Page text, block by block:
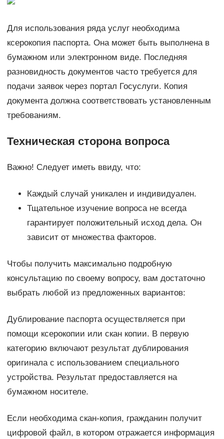
Для использования ряда услуг необходима
ксерокопия паспорта. Она может быть выполнена в
бумажном или электронном виде. Последняя
разновидность документов часто требуется для
подачи заявок через портал Госуслуги. Копия
документа должна соответствовать установленным
требованиям.
Техническая сторона вопроса
Важно! Следует иметь ввиду, что:
Каждый случай уникален и индивидуален.
Тщательное изучение вопроса не всегда
гарантирует положительный исход дела. Он
зависит от множества факторов.
Чтобы получить максимально подробную
консультацию по своему вопросу, вам достаточно
выбрать любой из предложенных вариантов:
Дублирование паспорта осуществляется при
помощи ксерокопии или скан копии. В первую
категорию включают результат дублирования
оригинала с использованием специального
устройства. Результат предоставляется на
бумажном носителе.
Если необходима скан-копия, гражданин получит
цифровой файл, в котором отражается информация